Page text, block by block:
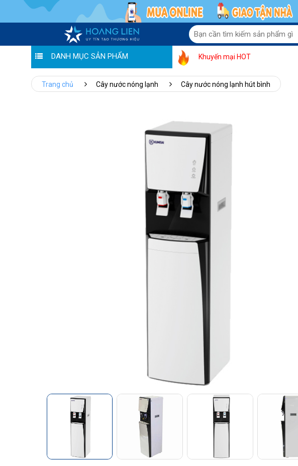
DANH MỤC SẢN PHẨM Khuyến mại HOT
Trang chủ Cây nước nóng lạnh Cây nước nóng lạnh hút bình